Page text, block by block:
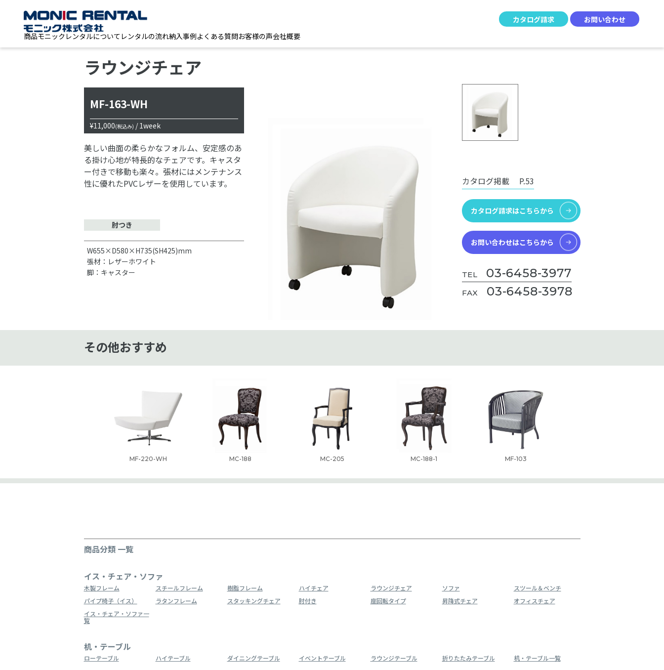
カタログ請求
お問い合わせ
商品モニックレンタルについて レンタルの流れ納入事例よくある質問お客様の声会社概要
ラウンジチェア
MF-163-WH
¥11,000(税込み) / 1week
美しい曲面の柔らかなフォルム、安定感のあ
る掛け心地が特長的なチェアです。キャスタ
ー付きで移動も楽々。張材にはメンテナンス
性に優れたPVCレザーを使用しています。
肘つき
W655×D580×H735(SH425)mm
張材：レザーホワイト
脚：キャスター
カタログ掲載 P.53
カタログ請求はこちらから
お問い合わせはこちらから
TEL 03-6458-3977
FAX 03-6458-3978
その他おすすめ
MF-220-WH MC-188 MC-205 MC-188-1 MF-103
商品分類 一覧
イス・チェア・ソファ
木製フレーム スチールフレーム 樹脂フレーム ハイチェア ラウンジチェア ソファ
スツール＆ベンチ
パイプ椅子（イス）
ラタンフレーム スタッキングチェア 肘付き 座回転タイプ 昇降式チェア
オフィスチェア
イス・チェア・ソファ一
覧
机・テーブル
ローテーブル ハイテーブル ダイニングテーブル イベントテーブル ラウンジテーブル 折りたたみテーブル 机・テーブル一覧